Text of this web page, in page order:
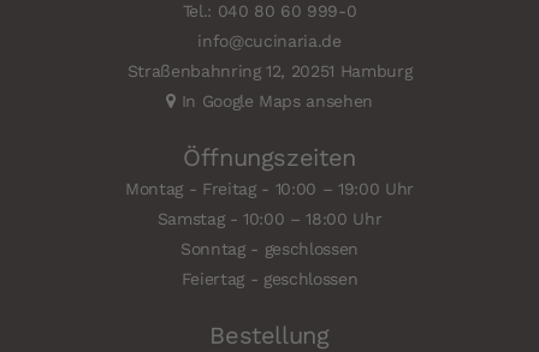
Tel.: 040 80 60 999-0
info@cucinaria.de
Straßenbahnring 12, 20251 Hamburg
In Google Maps ansehen
Öffnungszeiten
Montag - Freitag - 10:00 – 19:00 Uhr
Samstag - 10:00 – 18:00 Uhr
Sonntag - geschlossen
Feiertag - geschlossen
Bestellung